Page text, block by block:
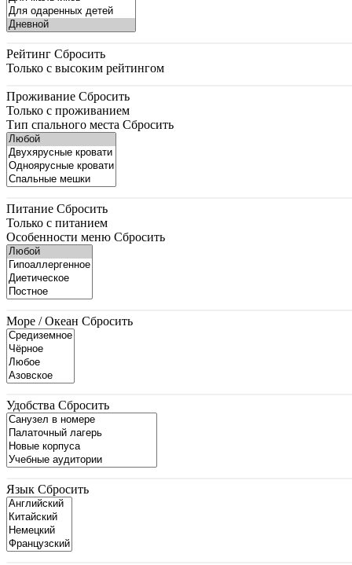
Рейтинг Сбросить
Только с высоким рейтингом
Проживание Сбросить
Только с проживанием
Тип спального места Сбросить
Питание Сбросить
Только с питанием
Особенности меню Сбросить
Море / Океан Сбросить
Удобства Сбросить
Язык Сбросить